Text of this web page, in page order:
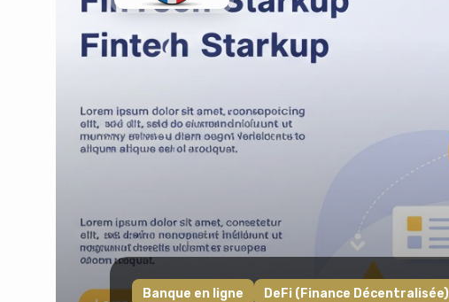
Banque en ligne DeFi (Finance Décentralisée)